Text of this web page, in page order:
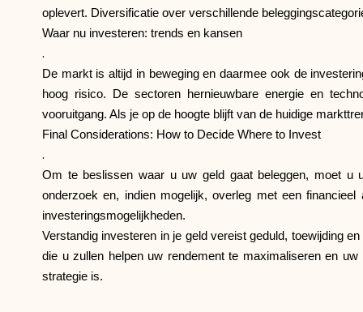
oplevert. Diversificatie over verschillende
Waar nu investeren: trends en kansen
.
De markt is altijd in beweging en daarmee ook de
hoog risico. De sectoren hernieuwbare energie en
vooruitgang. Als je op de hoogte blijft van de huidige
Final Considerations: How to Decide Where to Invest
.
Om te beslissen waar u uw geld gaat beleggen, moet u
onderzoek en, indien mogelijk, overleg met een
investeringsmogelijkheden.
Verstandig investeren in je geld vereist geduld, toewijding
die u zullen helpen uw rendement te maximaliseren en
strategie is.